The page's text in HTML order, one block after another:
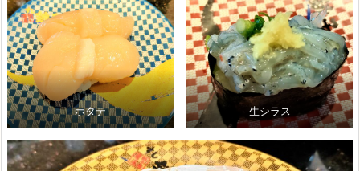
ホタテ 生シラス